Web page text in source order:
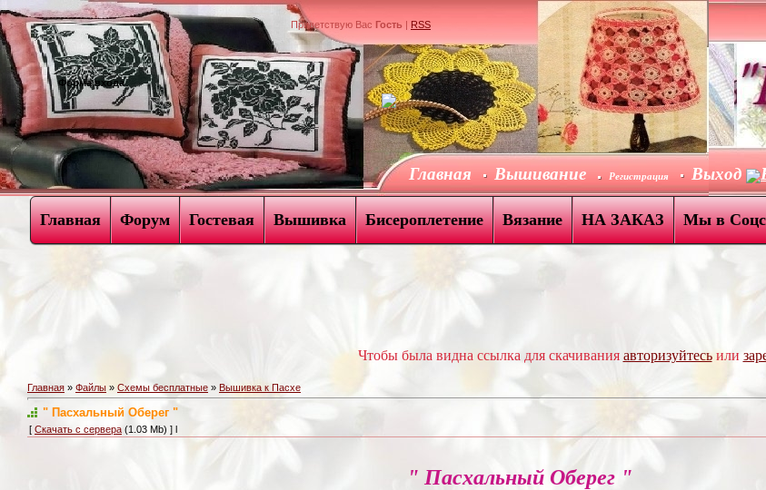
Форма входа
Приветствую Вас Гость | RSS
Главная Вышивание Регистрация Выход
Главная Форум Гостевая Вышивка Бисероплетение Вязание НА ЗАКАЗ Мы в
Чтобы была видна ссылка для скачивания авторизуйтесьили
Главная » Файлы » Схемы бесплатные » Вышивка к Пасхе
" Пасхальный Оберег "
[ Скачать с сервера (1.03 Mb) ] l
" Пасхальный Оберег "